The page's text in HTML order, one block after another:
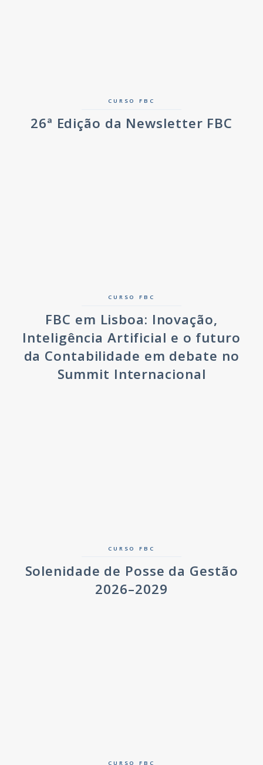
CURSO FBC
26ª Edição da Newsletter FBC
CURSO FBC
FBC em Lisboa: Inovação,
Inteligência Artificial e o futuro
da Contabilidade em debate no
Summit Internacional
CURSO FBC
Solenidade de Posse da Gestão
2026–2029
CURSO FBC